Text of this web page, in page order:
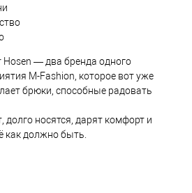
Hosen — два бренда одного
M-Fashion, которое вот уже
брюки, способные радовать
долго носятся, дарят комфорт и
как должно быть.